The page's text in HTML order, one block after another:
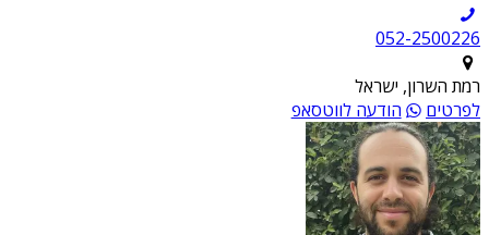
052-2500226
רמת השרון, ישראל
לפרטים
הודעה לווטסאפ